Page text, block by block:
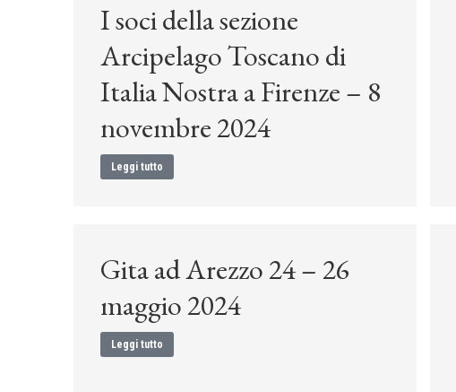
I soci della sezione
Arcipelago Toscano di
Italia Nostra a Firenze – 8
novembre 2024
Leggi tutto
Gita ad Arezzo 24 – 26
maggio 2024
Leggi tutto